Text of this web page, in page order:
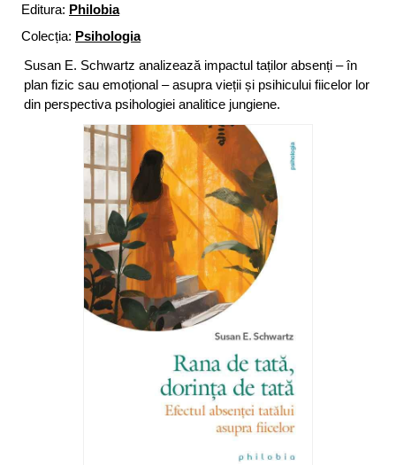
Editura: Philobia
Colecția: Psihologia
Susan E. Schwartz analizează impactul taților absenți – în
plan fizic sau emoțional – asupra vieții și psihicului fiicelor lor
din perspectiva psihologiei analitice jungiene.